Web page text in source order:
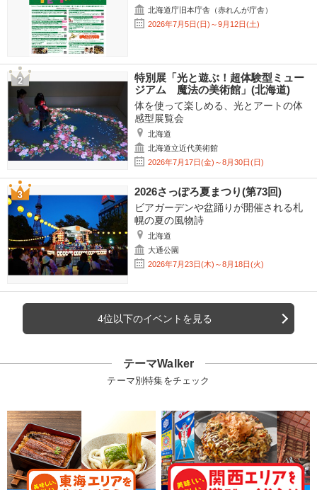
北海道庁旧本庁舎（赤れんが庁舎）
2026年7月5日(日)～9月12日(土)
特別展「光と遊ぶ！超体験型ミュー
ジアム 魔法の美術館」(北海道)
体を使って楽しめる、光とアートの体
感型展覧会
北海道
北海道立近代美術館
2026年7月17日(金)～8月30日(日)
2026さっぽろ夏まつり(第73回)
ビアガーデンや盆踊りが開催される札
幌の夏の風物詩
北海道
大通公園
2026年7月23日(木)～8月18日(火)
4位以下のイベントを見る
テーマWalker
テーマ別特集をチェック